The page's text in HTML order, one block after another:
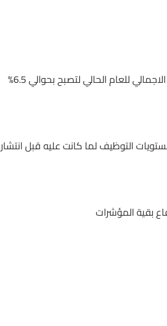
هذه الارتفاعات ساعدت بتحسين توقعات البنك المركزي الكندي لتوقعات النمو للناتج المحلي الاجمالي للعام الحالي لتصبح بحوالي 6.5%
ضرورة توظيف 475 الف عاطل حتى تعود مستويات التوظيف لما كانت عليه قبل انتشار